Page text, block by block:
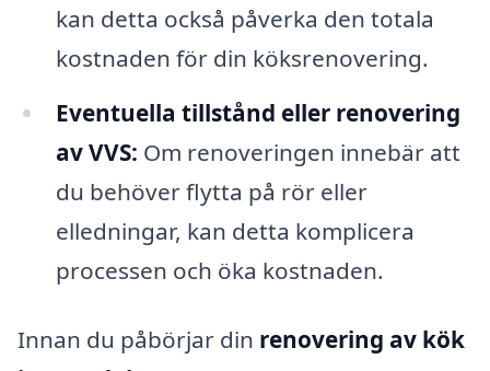
kan detta också påverka den totala
kostnaden för din köksrenovering.
Eventuella tillstånd eller renovering
av VVS: Om renoveringen innebär att
du behöver flytta på rör eller
elledningar, kan detta komplicera
processen och öka kostnaden.
Innan du påbörjar din renovering av kök